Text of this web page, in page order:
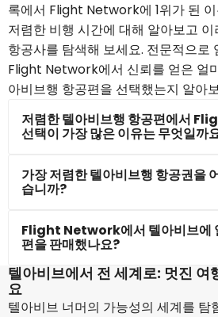
록에서 Flight Network에 1위가 된
저렴한 비행 시간에 대해 알아보고
항공사를 탐색해 보세요. 전문적으로
Flight Network에서 신뢰를 얻은 얼
아비브행 항공편을 선택했는지 알아
저렴한 텔아비브행 항공편에서
선택이 가장 많은 이유는 무엇일까
가장 저렴한 텔아비브행 항공권을
습니까?
Flight Network에서 텔아비브에
편을 판매했나요?
텔아비브에서 전 세계로: 멋진 여
요
텔아비브 너머의 가능성의 세계를 탐